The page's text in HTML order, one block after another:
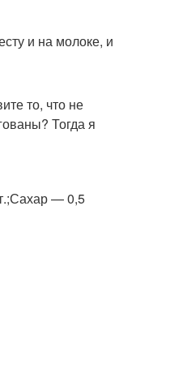
на кефире
для блинов
для блинов
и на молоке, и
то, что не
Тогда я
— 0,5